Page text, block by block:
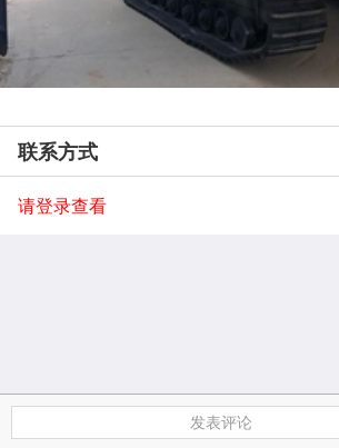
联系方式
请登录查看
发表评论